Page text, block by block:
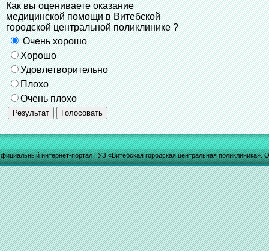
Как вы оцениваете оказание
медицинской помощи в Витебской
городской центральной поликлинике ?
Очень хорошо
Хорошо
Удовлетворительно
Плохо
Очень плохо
интернет-портал ГУЗ «Витебская городская центральная поликлиника».